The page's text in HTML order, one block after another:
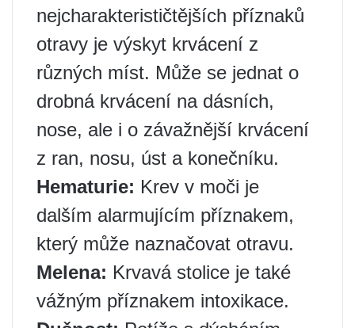
nejcharakterističtějších příznaků
otravy je výskyt krvácení z
různých míst. Může se jednat o
drobná krvácení na dásních,
nose, ale i o závažnější krvácení
z ran, nosu, úst a konečníku.
Hematurie: Krev v moči je
dalším alarmujícím příznakem,
který může naznačovat otravu.
Melena: Krvavá stolice je také
vážným příznakem intoxikace.